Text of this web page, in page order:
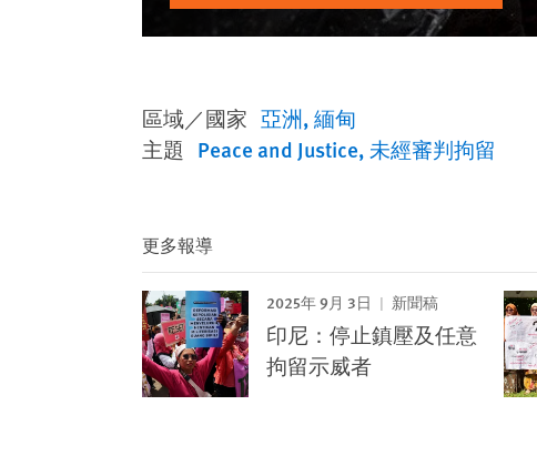
區域／國家 亞洲 緬甸
主題 Peace and Justice 未經審判拘留
更多報導
2025年 9月 3日 新聞稿
印尼：停止鎮壓及任意
拘留示威者